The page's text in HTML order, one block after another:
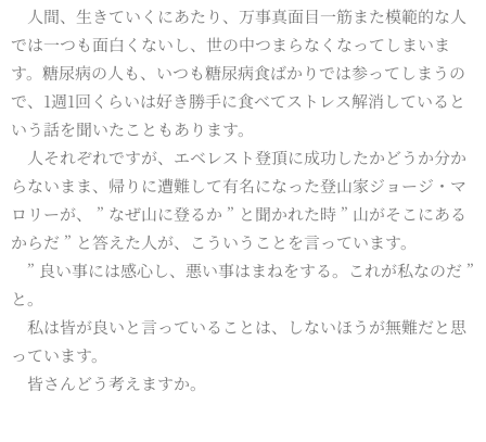
人間、生きていくにあたり、万事真面目一筋また模範的な人
では一つも面白くないし、世の中つまらなくなってしまいま
す。糖尿病の人も、いつも糖尿病食ばかりでは参ってしまうの
で、1週1回くらいは好き勝手に食べてストレス解消していると
いう話を聞いたこともあります。
人それぞれですが、エベレスト登頂に成功したかどうか分か
らないまま、帰りに遭難して有名になった登山家ジョージ・マ
ロリーが、 ” なぜ山に登るか ” と聞かれた時 ” 山がそこにある
からだ ” と答えた人が、こういうことを言っています。
” 良い事には感心し、悪い事はまねをする。これが私なのだ ”
と。
私は皆が良いと言っていることは、しないほうが無難だと思
っています。
皆さんどう考えますか。